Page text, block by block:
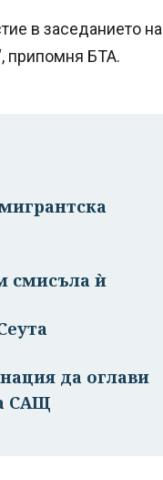
в заседанието на
припомня БТА.
смисъла ѝ
да оглави
САЩ